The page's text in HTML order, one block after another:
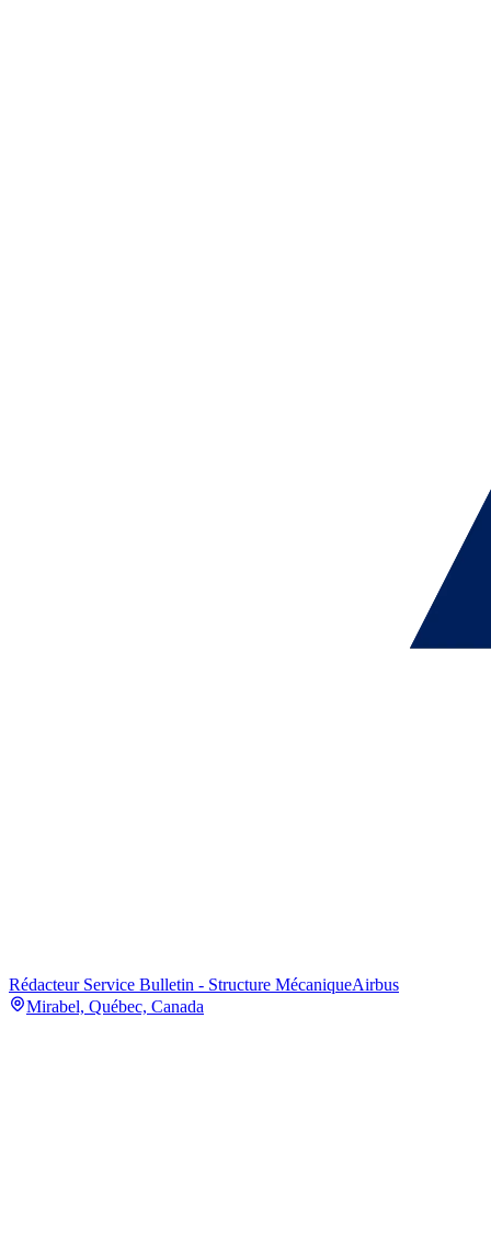
Rédacteur Service Bulletin - Structure MécaniqueAirbus
Mirabel, Québec, Canada